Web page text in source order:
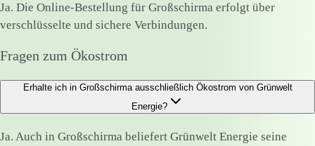
Ja. Die Online-Bestellung für Großschirma erfolgt über
verschlüsselte und sichere Verbindungen.
Fragen zum Ökostrom
Erhalte ich in Großschirma ausschließlich Ökostrom von Grünwelt
Energie?
Ja. Auch in Großschirma beliefert Grünwelt Energie seine